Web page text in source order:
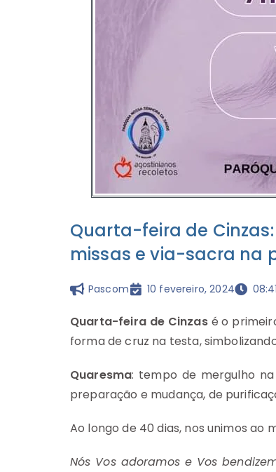
Quarta-feira de
missas e via-sacra na
Pascom 10 fevereiro, 2024 08:41
Quarta-feira de Cinzasé o
forma de cruz na testa,
Quaresma: tempo de mergulho
preparação e mudança, de
Ao longo de 40 dias, nos unimos
Nós Vos adoramos e Vos